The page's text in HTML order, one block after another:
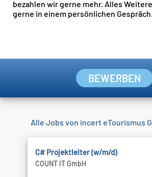
bezahlen wir gerne mehr. Alles
gerne in einem persönlichen Gespräch.
BEWERBEN
Alle Jobs von incert eTourismus
C# Projektleiter (w/m/d)
COUNT IT GmbH